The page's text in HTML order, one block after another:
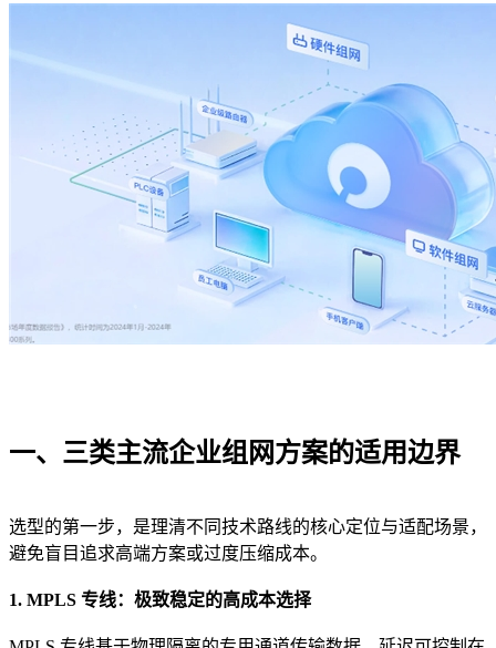
一、三类主流企业组网方案的适用边界
选型的第一步，是理清不同技术路线的核心定位与适配场景，
避免盲目追求高端方案或过度压缩成本。
1. MPLS 专线：极致稳定的高成本选择